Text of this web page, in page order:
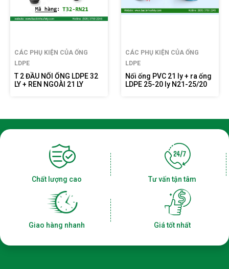
CÁC PHỤ KIỆN CỦA ỐNG
LDPE
T 2 ĐẦU NỐI ỐNG LDPE 32
LY + REN NGOÀI 21 LY
CÁC PHỤ KIỆN CỦA ỐNG
LDPE
Nối ống PVC 21 ly + ra ống
LDPE 25-20 ly N21-25/20
Chất lượng cao Tư vấn tận tâm
Giao hàng nhanh Giá tốt nhất